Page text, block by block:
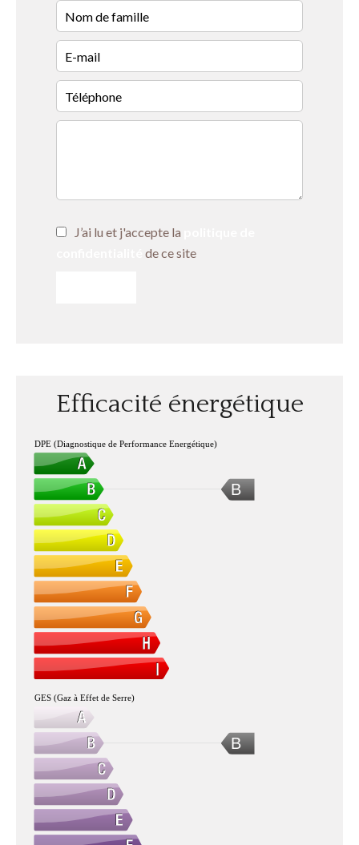
J’ai lu et j'accepte la
de ce site
Efficacité énergétique
B
DPE (Diagnostique de Performance Energétique)
B
GES (Gaz à Effet de Serre)